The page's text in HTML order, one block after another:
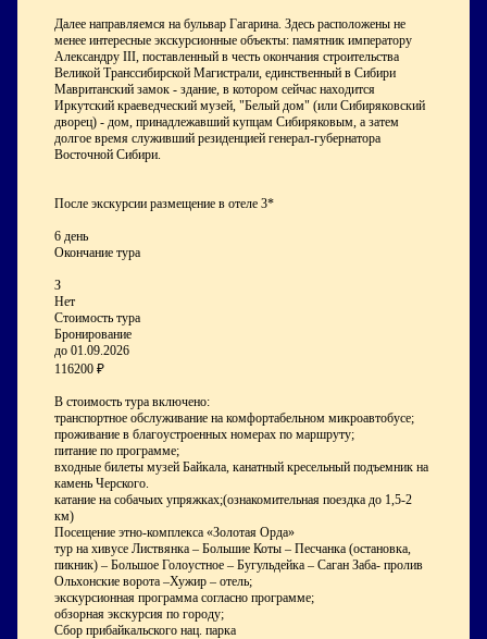
Далее направляемся на бульвар Гагарина. Здесь расположены не
менее интересные экскурсионные объекты: памятник императору
Александру III, поставленный в честь окончания строительства
Великой Транссибирской Магистрали, единственный в Сибири
Мавританский замок - здание, в котором сейчас находится
Иркутский краеведческий музей, "Белый дом" (или Сибиряковский
дворец) - дом, принадлежавший купцам Сибиряковым, а затем
долгое время служивший резиденцией генерал-губернатора
Восточной Сибири.
После экскурсии размещение в отеле 3*
6 день
Окончание тура
З
Нет
Стоимость тура
Бронирование
до 01.09.2026
116200 ₽
В стоимость тура включено:
транспортное обслуживание на комфортабельном микроавтобусе;
проживание в благоустроенных номерах по маршруту;
питание по программе;
входные билеты музей Байкала, канатный кресельный подъемник на
камень Черского.
катание на собачьих упряжках;(ознакомительная поездка до 1,5-2
км)
Посещение этно-комплекса «Золотая Орда»
тур на хивусе Листвянка – Большие Коты – Песчанка (остановка,
пикник) – Большое Голоустное – Бугульдейка – Саган Заба- пролив
Ольхонские ворота –Хужир – отель;
экскурсионная программа согласно программе;
обзорная экскурсия по городу;
Сбор прибайкальского нац. парка